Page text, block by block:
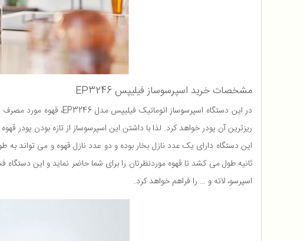
مشخصات خرید اسپرسوساز فیلیپس EP3246
در این دستگاه اسپرسوساز اتوماتیک فیلیپس مدل EP3246، قهوه مورد مصرف دانه قهوه می باشد، زیرا که این دستگاه به همراه خود یک آسیاب داشته که دانه های قهوه را در
ریزترین آن پودر خواهد کرد. لذا با داشتن این اسپرسوساز از تازه بودن پودر
این دستگاه دارای یک عدد نازل بخار بوده و دو عدد نازل قهوه و می تواند به
اسپرسو، لاته و … را فراهم خواهد کرد.